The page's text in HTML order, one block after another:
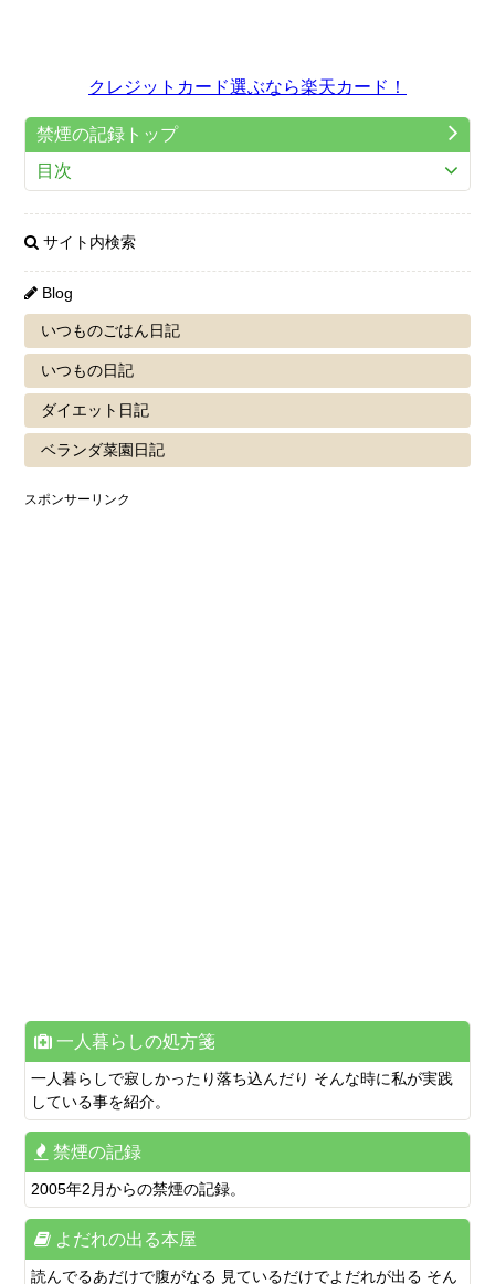
クレジットカード選ぶなら楽天カード！
禁煙の記録トップ
目次
サイト内検索
Blog
いつものごはん日記
いつもの日記
ダイエット日記
ベランダ菜園日記
スポンサーリンク
一人暮らしの処方箋
一人暮らしで寂しかったり落ち込んだり そんな時に私が実践
している事を紹介。
禁煙の記録
2005年2月からの禁煙の記録。
よだれの出る本屋
読んでるあだけで腹がなる 見ているだけでよだれが出る そん